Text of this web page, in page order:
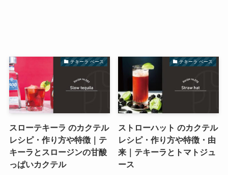
テキーラ ベース
スローテキーラ のカクテル
レシピ・作り方や特徴｜テ
キーラとスロージンの甘酸
っぱいカクテル
テキーラ ベース
ストローハット のカクテル
レシピ・作り方や特徴・由
来｜テキーラとトマトジュ
ース